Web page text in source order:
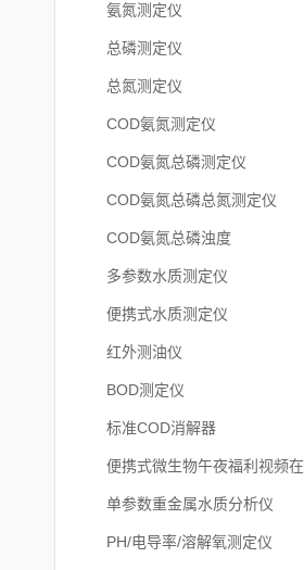
氨氮测定仪
总磷测定仪
总氮测定仪
COD氨氮测定仪
COD氨氮总磷测定仪
COD氨氮总磷总氮测定仪
COD氨氮总磷浊度
多参数水质测定仪
便携式水质测定仪
红外测油仪
BOD测定仪
标准COD消解器
便携式微生物午夜福利视频在
线观看
单参数重金属水质分析仪
PH/电导率/溶解氧测定仪